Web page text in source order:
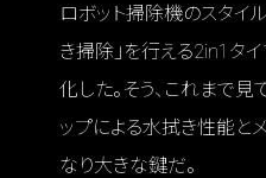
ロボット掃除機のスタイ
き掃除」を行える2in1タ
化した。そう、これまで
ップによる水拭き性能と
なり大きな鍵だ。